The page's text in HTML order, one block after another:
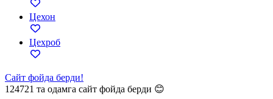
Цехон
Цехроб
Сайт фойда берди!
124721 та одамга сайт фойда берди 😊